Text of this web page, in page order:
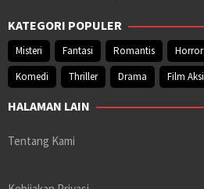
KATEGORI POPULER
Misteri Fantasi Romantis Horror
Komedi
Thriller Drama Film Aksi
HALAMAN LAIN
Tentang Kami